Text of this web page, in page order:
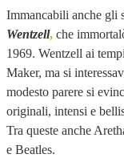
Immancabili anche gli
Wentzell, che
1969. Wentzell ai
Maker, ma si
modesto parere si
originali, intensi e
Tra queste anche
e Beatles.